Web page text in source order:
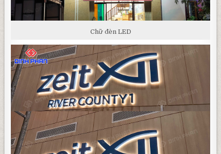
Chữ đèn LED